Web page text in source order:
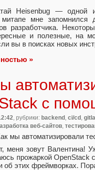
Heisenbug — одной
митапе мне запомнился
разработчика.
и полезные, на
вы в поисках новых
»
с
, рубрики: backend , ci/cd ,
веб-сайтов,
меня зовут Валентина!
прожаркой OpenStack
об этих фреймворках.